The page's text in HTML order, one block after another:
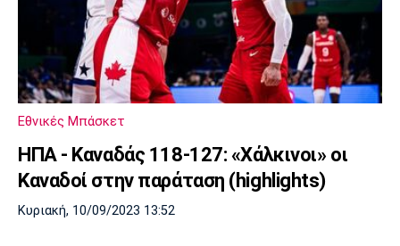
Εθνικές Μπάσκετ
HΠΑ - Καναδάς 118-127: «Χάλκινοι» οι
Καναδοί στην παράταση (highlights)
Κυριακή, 10/09/2023 13:52